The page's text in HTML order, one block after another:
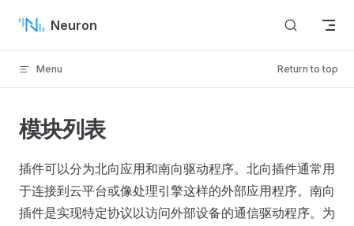
Skip to content
Neuron
Menu Return to top
模块列表
插件可以分为北向应用和南向驱动程序。北向插件通常用
于连接到云平台或像处理引擎这样的外部应用程序。南向
插件是实现特定协议以访问外部设备的通信驱动程序。为